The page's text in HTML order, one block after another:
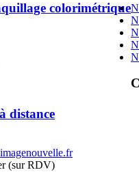
colorimétrique
distance
(sur RDV)